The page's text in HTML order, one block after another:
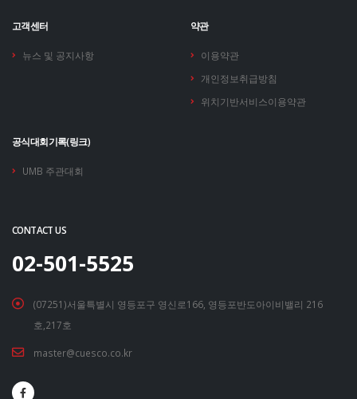
고객센터
뉴스 및 공지사항
약관
이용약관
개인정보취급방침
위치기반서비스이용약관
공식대회기록(링크)
UMB 주관대회
CONTACT US
02-501-5525
(07251)서울특별시 영등포구 영신로166, 영등포반도아이비밸리 216
호,217호
master@cuesco.co.kr